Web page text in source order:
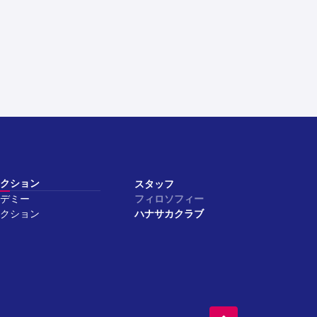
ション
ミー
ション
スタッフ
フィロソフィー
ハナサカクラブ